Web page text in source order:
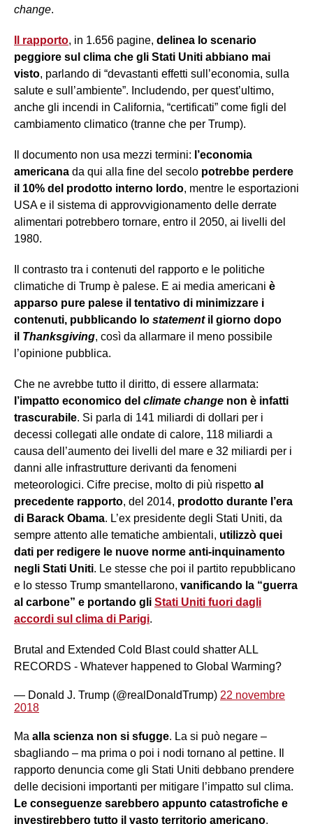
change.
Il rapporto, in 1.656 pagine, delinea lo scenario
peggiore sul clima che gli Stati Uniti abbiano mai
visto, parlando di “devastanti effetti sull’economia, sulla
salute e sull’ambiente”. Includendo, per quest’ultimo,
anche gli incendi in California, “certificati” come figli del
cambiamento climatico (tranne che per Trump).
Il documento non usa mezzi termini: l’economia
americana da qui alla fine del secolo potrebbe perdere
il 10% del prodotto interno lordo, mentre le esportazioni
USA e il sistema di approvvigionamento delle derrate
alimentari potrebbero tornare, entro il 2050, ai livelli del
1980.
Il contrasto tra i contenuti del rapporto e le politiche
climatiche di Trump è palese. E ai media americani è
apparso pure palese il tentativo di minimizzare i
contenuti, pubblicando lo statement il giorno dopo
il Thanksgiving, così da allarmare il meno possibile
l’opinione pubblica.
Che ne avrebbe tutto il diritto, di essere allarmata:
l’impatto economico del climate change non è infatti
trascurabile. Si parla di 141 miliardi di dollari per i
decessi collegati alle ondate di calore, 118 miliardi a
causa dell’aumento dei livelli del mare e 32 miliardi per i
danni alle infrastrutture derivanti da fenomeni
meteorologici. Cifre precise, molto di più rispetto al
precedente rapporto, del 2014, prodotto durante l’era
di Barack Obama. L’ex presidente degli Stati Uniti, da
sempre attento alle tematiche ambientali, utilizzò quei
dati per redigere le nuove norme anti-inquinamento
negli Stati Uniti. Le stesse che poi il partito repubblicano
e lo stesso Trump smantellarono, vanificando la “guerra
al carbone” e portando gli Stati Uniti fuori dagli
accordi sul clima di Parigi.
Brutal and Extended Cold Blast could shatter ALL
RECORDS - Whatever happened to Global Warming?
— Donald J. Trump (@realDonaldTrump) 22 novembre
2018
Ma alla scienza non si sfugge. La si può negare –
sbagliando – ma prima o poi i nodi tornano al pettine. Il
rapporto denuncia come gli Stati Uniti debbano prendere
delle decisioni importanti per mitigare l’impatto sul clima.
Le conseguenze sarebbero appunto catastrofiche e
investirebbero tutto il vasto territorio americano,